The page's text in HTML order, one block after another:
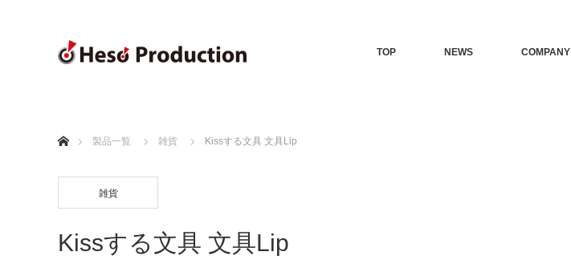
TOP NEWS COMPANY
製品一覧
雑貨 Kissする文具 文具Lip
雑貨
Kissする文具 文具Lip